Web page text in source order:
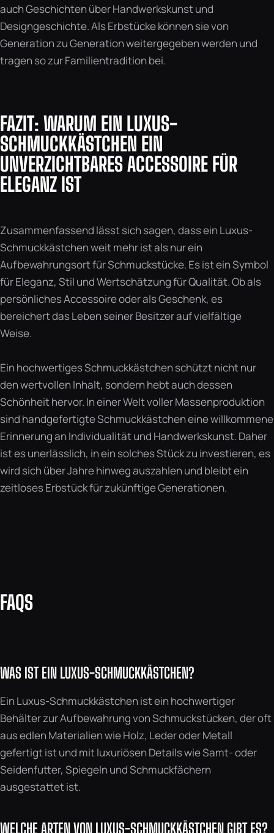
auch Geschichten über Handwerkskunst und
Designgeschichte. Als Erbstücke können sie von
Generation zu Generation weitergegeben werden und
tragen so zur Familientradition bei.
FAZIT: WARUM EIN LUXUS-
SCHMUCKKÄSTCHEN EIN
UNVERZICHTBARES ACCESSOIRE FÜR
ELEGANZ IST
Zusammenfassend lässt sich sagen, dass ein Luxus-
Schmuckkästchen weit mehr ist als nur ein
Aufbewahrungsort für Schmuckstücke. Es ist ein Symbol
für Eleganz, Stil und Wertschätzung für Qualität. Ob als
persönliches Accessoire oder als Geschenk, es
bereichert das Leben seiner Besitzer auf vielfältige
Weise.
Ein hochwertiges Schmuckkästchen schützt nicht nur
den wertvollen Inhalt, sondern hebt auch dessen
Schönheit hervor. In einer Welt voller Massenproduktion
sind handgefertigte Schmuckkästchen eine willkommene
Erinnerung an Individualität und Handwerkskunst. Daher
ist es unerlässlich, in ein solches Stück zu investieren, es
wird sich über Jahre hinweg auszahlen und bleibt ein
zeitloses Erbstück für zukünftige Generationen.
FAQS
WAS IST EIN LUXUS-SCHMUCKKÄSTCHEN?
Ein Luxus-Schmuckkästchen ist ein hochwertiger
Behälter zur Aufbewahrung von Schmuckstücken, der oft
aus edlen Materialien wie Holz, Leder oder Metall
gefertigt ist und mit luxuriösen Details wie Samt- oder
Seidenfutter, Spiegeln und Schmuckfächern
ausgestattet ist.
WELCHE ARTEN VON LUXUS-SCHMUCKKÄSTCHEN GIBT ES?